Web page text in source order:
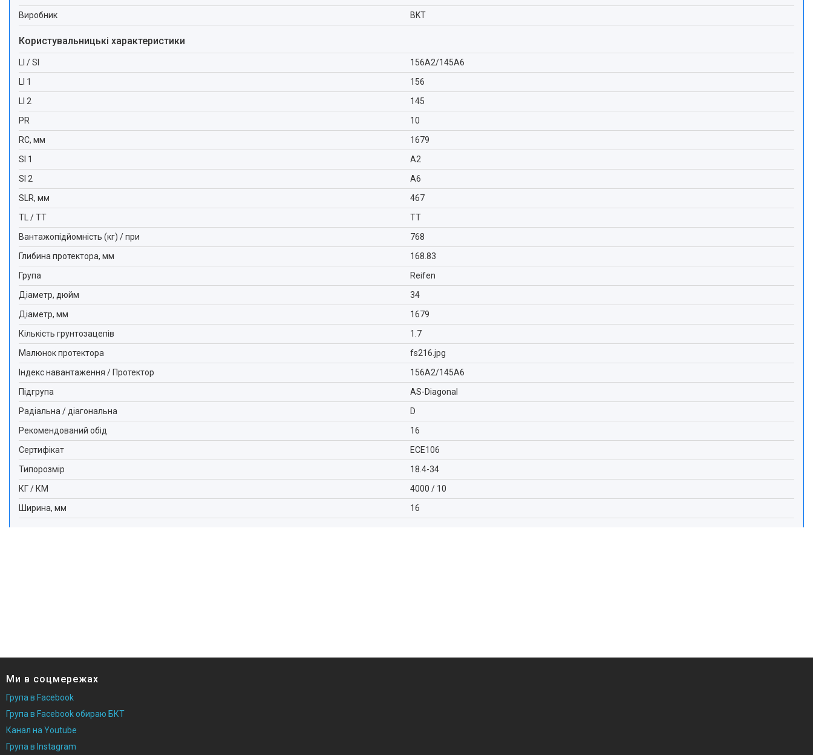
Виробник BKT
Користувальницькі характеристики
LI / SI
156A2/145A6
LI 1
156
LI 2
145
PR
10
RC, мм
1679
SI 1
A2
SI 2
A6
SLR, мм
467
TL / TT
TT
Вантажопідйомність (кг) / при
768
Глибина протектора, мм
168.83
Група
Reifen
Діаметр, дюйм
34
Діаметр, мм
1679
Кількість грунтозацепів
1.7
Малюнок протектора
fs216.jpg
Індекс навантаження / Протектор
156A2/145A6
Підгрупа
AS-Diagonal
Радіальна / діагональна
D
Рекомендований обід
16
Сертифікат
ECE106
Типорозмір
18.4-34
КГ / КМ
4000 / 10
Ширина, мм
16
Ми в соцмережах
Група в Facebook
Група в Facebook обираю БКТ
Канал на Youtube
Група в Instagram